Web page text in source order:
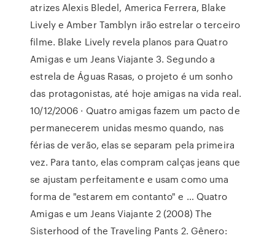
atrizes Alexis Bledel, America Ferrera, Blake
Lively e Amber Tamblyn irão estrelar o terceiro
filme. Blake Lively revela planos para Quatro
Amigas e um Jeans Viajante 3. Segundo a
estrela de Águas Rasas, o projeto é um sonho
das protagonistas, até hoje amigas na vida real.
10/12/2006 · Quatro amigas fazem um pacto de
permanecerem unidas mesmo quando, nas
férias de verão, elas se separam pela primeira
vez. Para tanto, elas compram calças jeans que
se ajustam perfeitamente e usam como uma
forma de "estarem em contanto" e … Quatro
Amigas e um Jeans Viajante 2 (2008) The
Sisterhood of the Traveling Pants 2. Gênero: